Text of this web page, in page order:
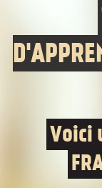
Voici